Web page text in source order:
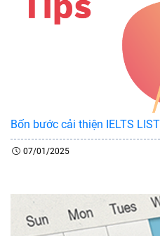
Bốn bước cải thiện IELTS
07/01/2025